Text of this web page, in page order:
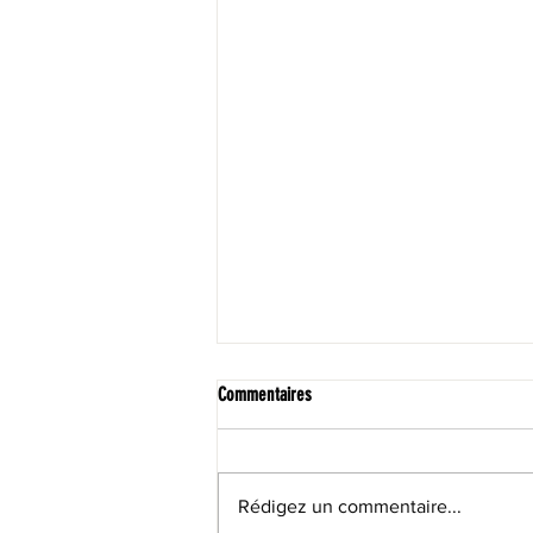
Commentaires
Rédigez un commentaire...